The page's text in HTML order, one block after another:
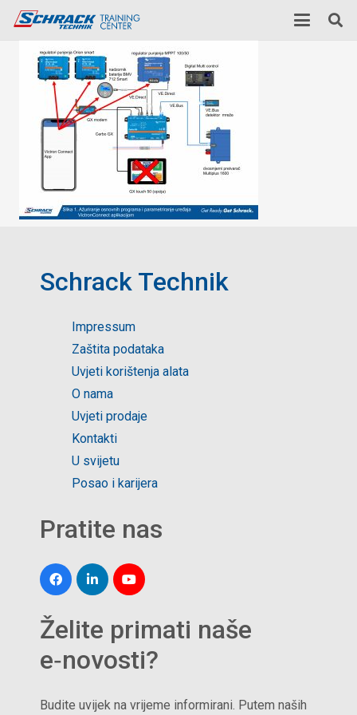
Schrack Technik
Impressum
Zaštita podataka
Uvjeti korištenja alata
O nama
Uvjeti prodaje
Kontakti
U svijetu
Posao i karijera
Pratite nas
Želite primati naše
e‑novosti?
Budite uvijek na vrijeme informirani. Putem naših